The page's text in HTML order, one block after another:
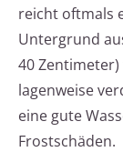
reicht oftmals
Untergrund
40
lagenweise
eine gute
Frostschäden.